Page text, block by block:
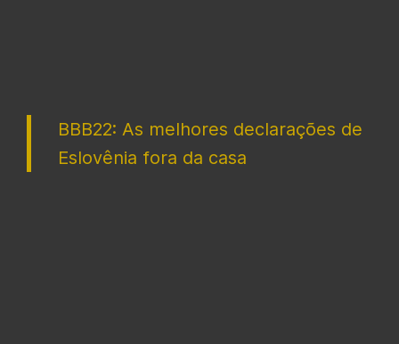
BBB22: As melhores declarações de
Eslovênia fora da casa